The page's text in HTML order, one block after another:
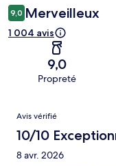
9,0 Merveilleux
1 004 avis
9,0
Propreté
Avis
Avis vérifié
10/10
8 avr. 2026